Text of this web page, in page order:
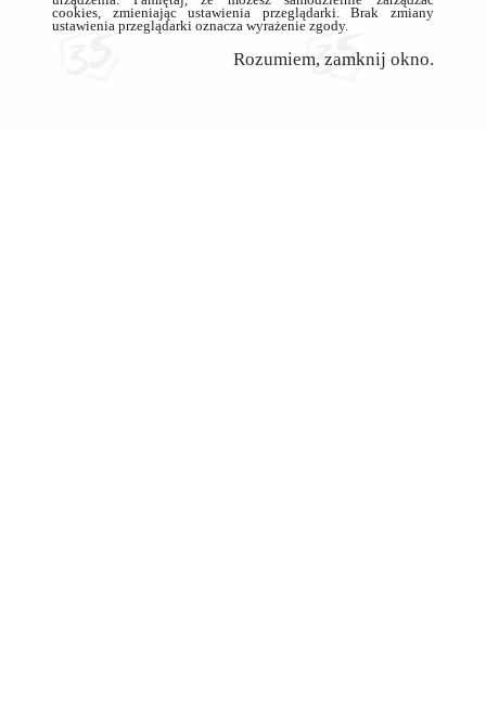
cookies, zmieniając ustawienia przeglądarki. Brak zmiany
ustawienia przeglądarki oznacza wyrażenie zgody.
Rozumiem, zamknij okno.